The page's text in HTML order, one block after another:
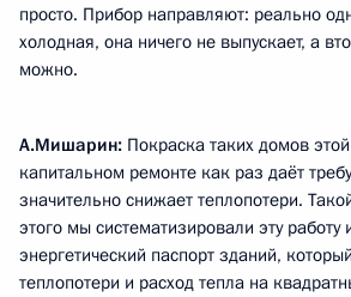
просто. Прибор направляют: реально
холодная, она ничего не выпускает, а
можно.
А.Мишарин: Покраска таких домов
капитальном ремонте как раз даёт
значительно снижает теплопотери.
этого мы систематизировали эту работу
энергетический паспорт зданий,
теплопотери и расход тепла на